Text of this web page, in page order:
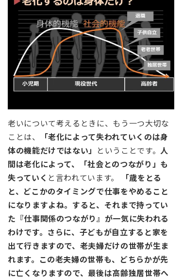
老いについて考えるときに、もう一つ大切な
ことは、
「老化によって失われていくのは身
体の機能だけではない」
ということです。人
間は老化によって、「社会とのつながり」も
失っていく と言われています。
「歳をとる
と、どこかのタイミングで仕事をやめること
になりますよね。すると、それまで持ってい
た『仕事関係のつながり』が一気に失われる
わけです。さらに、子どもが自立すると家を
出て行きますので、老夫婦だけの世帯が生ま
れます。この老夫婦の世帯も、どちらかが先
に亡くなりますので、最後は高齢独居世帯へ